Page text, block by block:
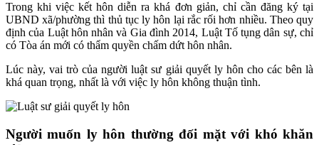
Trong khi việc kết hôn diễn ra khá đơn giản, chỉ cần đăng ký tại
UBND xã/phường thì thủ tục ly hôn lại rắc rối hơn nhiều. Theo quy
định của Luật hôn nhân và Gia đình 2014, Luật Tố tụng dân sự, chỉ
có Tòa án mới có thẩm quyền chấm dứt hôn nhân.
Lúc này, vai trò của người luật sư giải quyết ly hôn cho các bên là
khá quan trọng, nhất là với việc ly hôn không thuận tình.
Người muốn ly hôn thường đối mặt với khó khăn